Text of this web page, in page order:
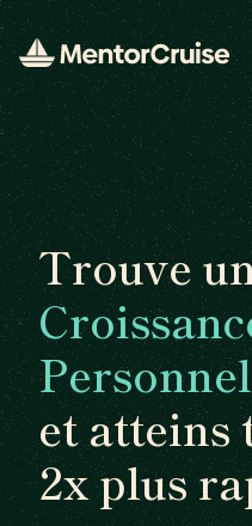
Trouve
et atteins
2x plus